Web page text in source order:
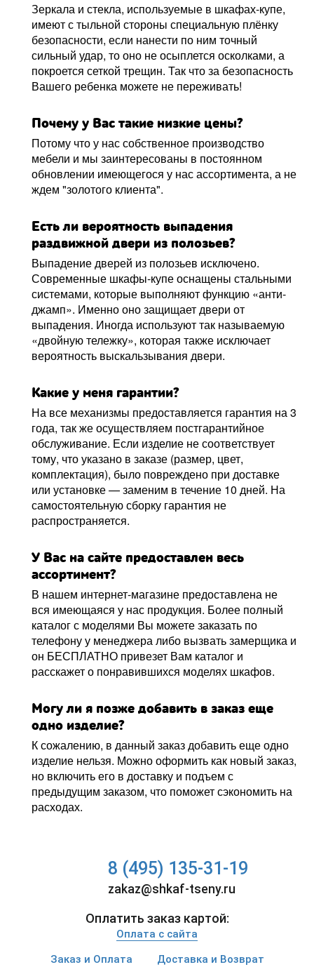
Зеркала и стекла, используемые в шкафах-купе,
имеют с тыльной стороны специальную плёнку
безопасности, если нанести по ним точный
сильный удар, то оно не осыплется осколками, а
покроется сеткой трещин. Так что за безопасность
Вашего ребенка можете не переживать!
Почему у Вас такие низкие цены?
Потому что у нас собственное производство
мебели и мы заинтересованы в постоянном
обновлении имеющегося у нас ассортимента, а не
ждем "золотого клиента".
Есть ли вероятность выпадения
раздвижной двери из полозьев?
Выпадение дверей из полозьев исключено.
Современные шкафы-купе оснащены стальными
системами, которые выполняют функцию «анти-
джамп». Именно оно защищает двери от
выпадения. Иногда используют так называемую
«двойную тележку», которая также исключает
вероятность выскальзывания двери.
Какие у меня гарантии?
На все механизмы предоставляется гарантия на 3
года, так же осуществляем постгарантийное
обслуживание. Если изделие не соответствует
тому, что указано в заказе (размер, цвет,
комплектация), было повреждено при доставке
или установке — заменим в течение 10 дней. На
самостоятельную сборку гарантия не
распространяется.
У Вас на сайте предоставлен весь
ассортимент?
В нашем интернет-магазине предоставлена не
вся имеющаяся у нас продукция. Более полный
каталог с моделями Вы можете заказать по
телефону у менеджера либо вызвать замерщика и
он БЕСПЛАТНО привезет Вам каталог и
расскажет о понравившихся моделях шкафов.
Могу ли я позже добавить в заказ еще
одно изделие?
К сожалению, в данный заказ добавить еще одно
изделие нельзя. Можно оформить как новый заказ,
но включить его в доставку и подъем с
предыдущим заказом, что поможет сэкономить на
расходах.
8 (495) 135-31-19
zakaz@shkaf-tseny.ru
Оплатить заказ картой:
Оплата с сайта
Заказ и Оплата
Доставка и Возврат